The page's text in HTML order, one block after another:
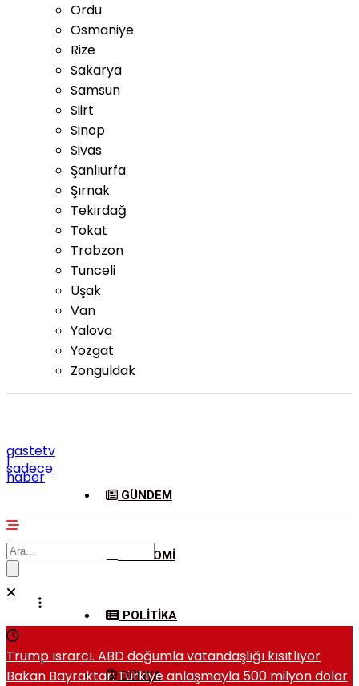
Ordu
Osmaniye
Rize
Sakarya
Samsun
Siirt
Sinop
Sivas
Şanlıurfa
Şırnak
Tekirdağ
Tokat
Trabzon
Tunceli
Uşak
Van
Yalova
Yozgat
Zonguldak
gastetv
|
sadece
haber
GÜNDEM
EKONOMI
POLITIKA
DÜNYA
Trump ısrarcı. ABD doğumla vatandaşlığı kısıtlıyor
Bakan Bayraktar: Türkiye anlaşmayla 500 milyon dolar